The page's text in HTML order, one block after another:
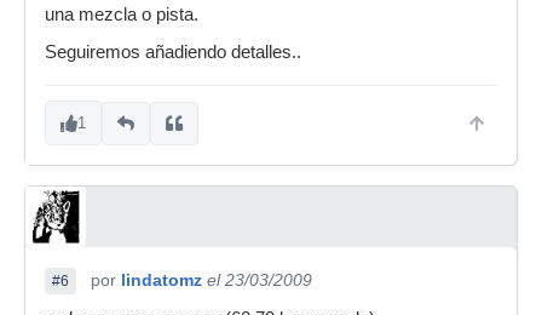
una mezcla o pista.
Seguiremos añadiendo detalles..
1
#6 por lindatomz el 23/03/2009